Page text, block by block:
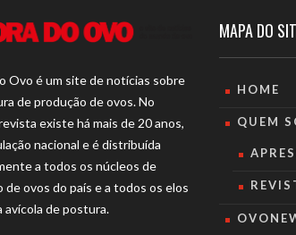
Ovo é um site de notícias sobre
de produção de ovos. No
existe há mais de 20 anos,
nacional e é distribuída
a todos os núcleos de
de ovos do país e a todos os elos
avícola de postura.
MAPA DO
HOME
QUEM